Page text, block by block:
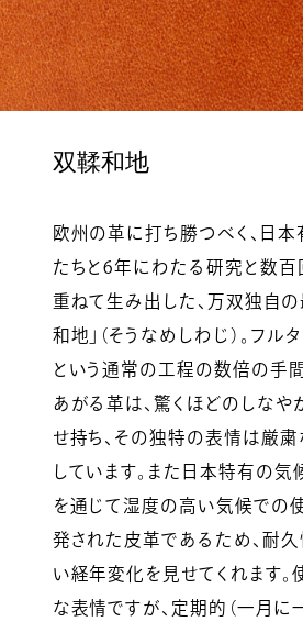
双鞣和地
欧州の革に打ち勝つべく、日
たちと6年にわたる研究と数百
重ねて生み出した、万双独自
和地」（そうなめしわじ）。フル
という通常の工程の数倍の手
あがる革は、驚くほどのしなや
せ持ち、その独特の表情は厳粛
しています。また日本特有の気
を通じて湿度の高い気候での
発された皮革であるため、耐久
い経年変化を見せてくれます。
な表情ですが、定期的（一月に